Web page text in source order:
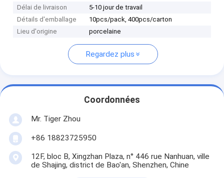
Délai de livraison
5-10 jour de travail
Détails d'emballage
10pcs/pack, 400pcs/carton
Lieu d'origine
porcelaine
Regardez plus
Coordonnées
Mr. Tiger Zhou
+86 18823725950
12F, bloc B, Xingzhan Plaza, n° 446 rue Nanhuan, ville
de Shajing, district de Bao'an, Shenzhen, Chine